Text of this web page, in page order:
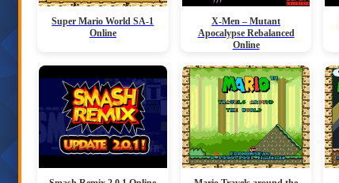
Super Mario World SA-1
Online
X-Men – Mutant
Apocalypse Rebalanced
Online